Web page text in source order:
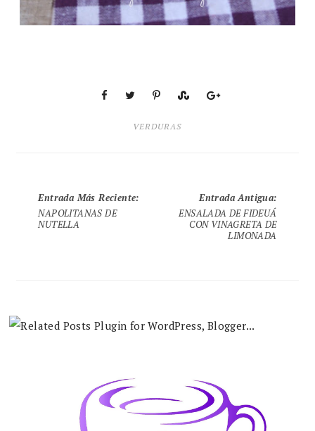
VERDURAS
Entrada Más Reciente:
NAPOLITANAS DE
NUTELLA
Entrada Antigua:
ENSALADA DE FIDEUÁ
CON VINAGRETA DE
LIMONADA